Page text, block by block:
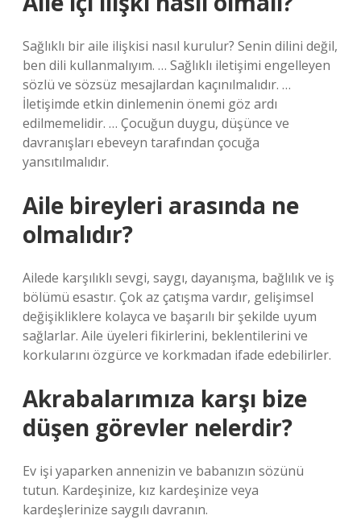
Sağlıklı bir aile ilişkisi nasıl kurulur? Senin dilini değil,
ben dili kullanmalıyım. … Sağlıklı iletişimi engelleyen
sözlü ve sözsüz mesajlardan kaçınılmalıdır. …
İletişimde etkin dinlemenin önemi göz ardı
edilmemelidir. … Çocuğun duygu, düşünce ve
davranışları ebeveyn tarafından çocuğa
yansıtılmalıdır.
Aile bireyleri arasında ne
olmalıdır?
Ailede karşılıklı sevgi, saygı, dayanışma, bağlılık ve iş
bölümü esastır. Çok az çatışma vardır, gelişimsel
değişikliklere kolayca ve başarılı bir şekilde uyum
sağlarlar. Aile üyeleri fikirlerini, beklentilerini ve
korkularını özgürce ve korkmadan ifade edebilirler.
Akrabalarımıza karşı bize
düşen görevler nelerdir?
Ev işi yaparken annenizin ve babanızın sözünü
tutun. Kardeşinize, kız kardeşinize veya
kardeşlerinize saygılı davranın.